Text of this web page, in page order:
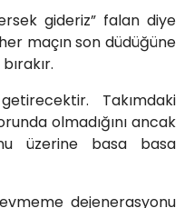
gideriz” falan diye
maçın son düdüğüne
getirecektir. Takımdaki
olmadığını ancak
üzerine basa basa
dejenerasyonu